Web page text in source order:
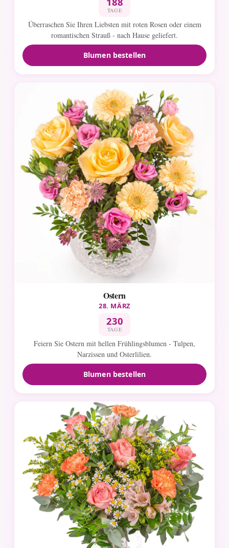
TAGE
Überraschen Sie Ihren Liebsten mit roten Rosen oder einem
romantischen Strauß - nach Hause geliefert.
Blumen bestellen
Ostern
28. MÄRZ
230
TAGE
Feiern Sie Ostern mit hellen Frühlingsblumen - Tulpen,
Narzissen und Osterlilien.
Blumen bestellen